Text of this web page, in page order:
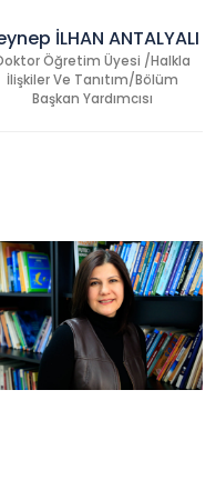
İLHAN ANTALYALI
Öğretim Üyesi /Halkla
İlişkiler Ve Tanıtım/Bölüm
Başkan Yardımcısı